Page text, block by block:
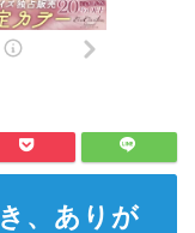
、ありが